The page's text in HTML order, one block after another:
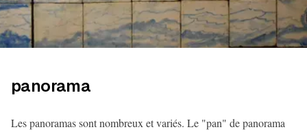
panorama
Les panoramas sont nombreux et variés. Le "pan" de panorama